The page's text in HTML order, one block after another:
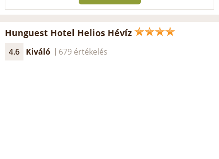
Hunguest Hotel Helios Hévíz
4.6 Kiváló 679 értékelés